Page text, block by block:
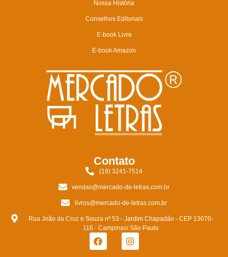
Nossa História
Conselhos Editoriais
E-book Livre
E-book Amazon
Contato
(19) 3241-7514
vendas@mercado-de-letras.com.br
livros@mercado-de-letras.com.br
Rua João da Cruz e Souza nº 53 - Jardim Chapadão - CEP 13070-
116 - Campinas/ São Paulo